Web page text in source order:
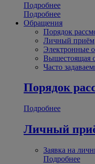
Подробнее
Подробнее
Обращения
Порядок
Личный приём
Электронные
Вышестоящая
Часто
Порядок
Подробнее
Личный
Заявка на
Подробнее